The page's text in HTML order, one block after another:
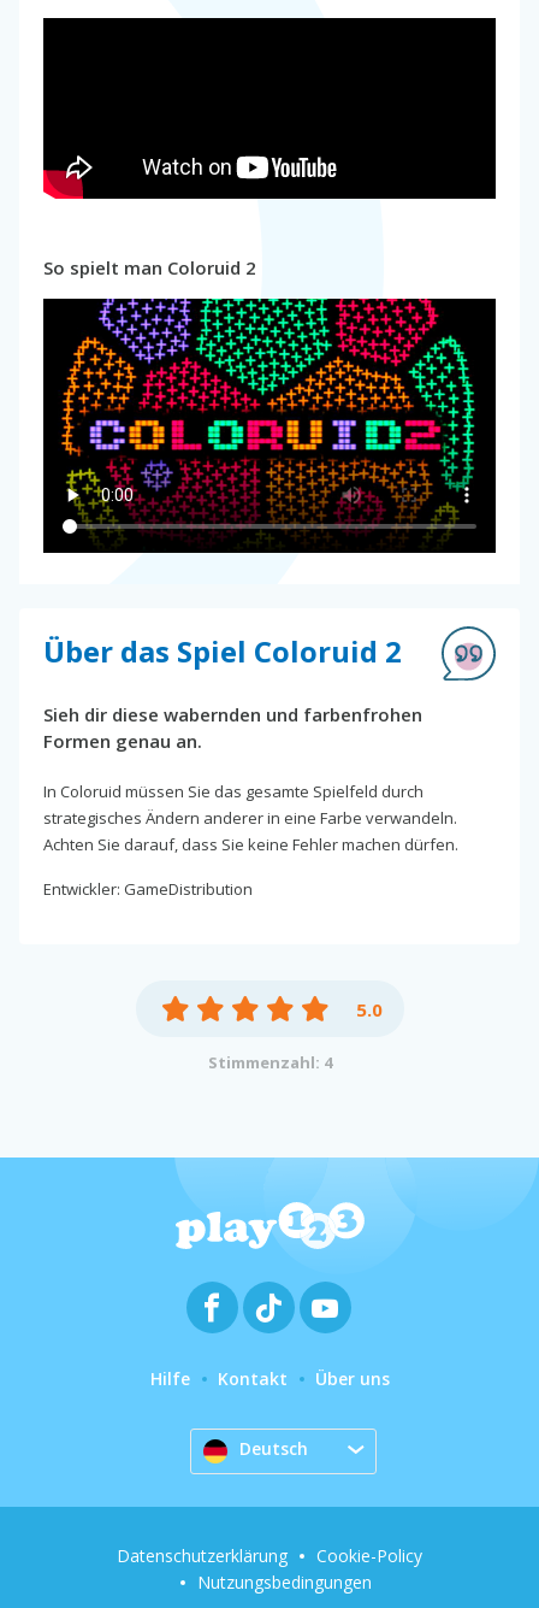
So spielt man Coloruid 2
Über das Spiel Coloruid 2
Sieh dir diese wabernden und farbenfrohen
Formen genau an.
In Coloruid müssen Sie das gesamte Spielfeld durch
strategisches Ändern anderer in eine Farbe verwandeln.
Achten Sie darauf, dass Sie keine Fehler machen dürfen.
Entwickler: GameDistribution
5.0
Stimmenzahl: 4
Hilfe Kontakt Über uns
Deutsch
Datenschutzerklärung
Cookie-Policy
Nutzungsbedingungen